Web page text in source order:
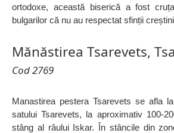
ortodoxe, această biserică a fost
bulgarilor că nu au respectat sfinții
Mănăstirea Tsarevets,
Cod 2769
Manastirea pestera Tsarevets se afla
satului Tsarevets, la aproximativ 100-
stâng al râului Iskar. În stâncile din